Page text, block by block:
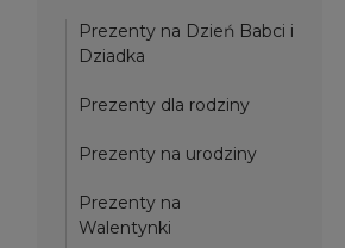
Prezenty na Dzień Babci i
Dziadka
Prezenty dla rodziny
Prezenty na urodziny
Prezenty na
Walentynki